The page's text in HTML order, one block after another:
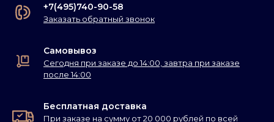
+7(495)740-90-58
Заказать обратный звонок
Самовывоз
Сегодня при заказе до 14:00, завтра при заказе
после 14:00
Бесплатная доставка
При заказе на сумму от 20 000 рублей по всей